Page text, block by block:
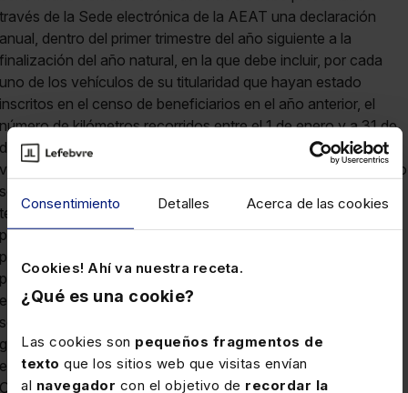
Consentimiento Detalles Acerca de las cookies
Cookies! Ahí va nuestra receta.
¿Qué es una cookie?
Las cookies son pequeños fragmentos de
texto que los sitios web que visitas envían
al navegador con el objetivo de recordar la
través de la Sede electrónica de la AEAT una declaración
anual, dentro del primer trimestre del año siguiente a la
finalización del año natural, en la que debe incluir, por cada
uno de los vehículos de su titularidad que hayan estado
inscritos en el censo de beneficiarios en el año anterior, el
número de kilómetros recorridos entre el 1 de enero y a 31 de
diciembre del año a que se refiere la declaración. Para los
vehículos que estén obligados al uso de tacógrafo, dicho dato
se obtiene del mismo.Los beneficiarios no residentes en
territorio español, con residencia o establecimiento
permanente en el resto de la Unión Europea, para la
presentación de la declaración anual de kilómetros recorridos
pueden optar entre la presentación a través de la Sede
electrónica de la AEAT o la remisión de la declaración en
soporte papel por correo certificado dirigido a la oficina
gestora (OM HFP/941/2022 disp.adic 2ª.2).Los datos
exigidos son los previsto por la OM HFP/941/2022 art.11.g)
Otras cuestiones:i) El procedimiento para efectuar la